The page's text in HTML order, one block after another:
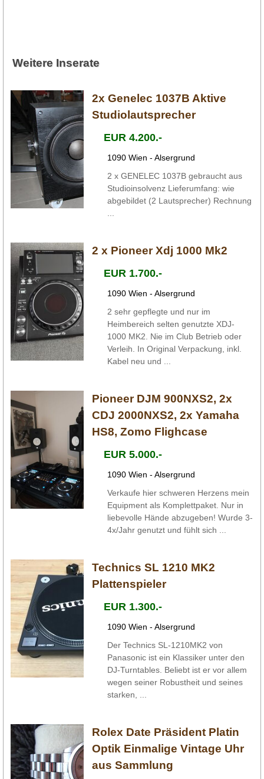
Weitere Inserate
2x Genelec 1037B Aktive
Studiolautsprecher
EUR 4.200.-
1090 Wien - Alsergrund
2 x GENELEC 1037B gebraucht aus
Studioinsolvenz Lieferumfang: wie
abgebildet (2 Lautsprecher) Rechnung
2 x Pioneer Xdj 1000 Mk2
EUR 1.700.-
1090 Wien - Alsergrund
2 sehr gepflegte und nur im
Heimbereich selten genutzte XDJ-
1000 MK2. Nie im Club Betrieb oder
Verleih. In Original Verpackung, inkl.
Kabel neu und ...
Pioneer DJM 900NXS2, 2x
CDJ 2000NXS2, 2x Yamaha
HS8, Zomo Flighcase
EUR 5.000.-
1090 Wien - Alsergrund
Verkaufe hier schweren Herzens mein
Equipment als Komplettpaket. Nur in
liebevolle Hände abzugeben! Wurde 3-
4x/Jahr genutzt und fühlt sich ...
Technics SL 1210 MK2
Plattenspieler
EUR 1.300.-
1090 Wien - Alsergrund
Der Technics SL-1210MK2 von
Panasonic ist ein Klassiker unter den
DJ-Turntables. Beliebt ist er vor allem
wegen seiner Robustheit und seines
starken, ...
Rolex Date Präsident Platin
Optik Einmalige Vintage Uhr
aus Sammlung